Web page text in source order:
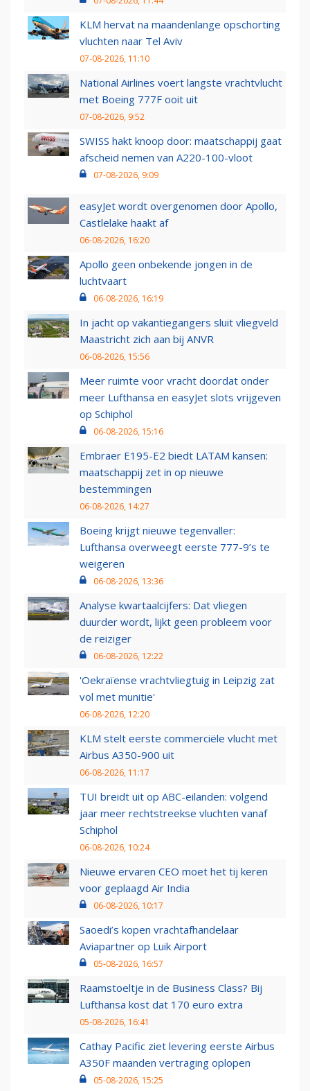
KLM hervat na maandenlange opschorting
vluchten naar Tel Aviv
07-08-2026, 11:10
National Airlines voert langste vrachtvlucht
met Boeing 777F ooit uit
07-08-2026, 9:52
SWISS hakt knoop door: maatschappij gaat
afscheid nemen van A220-100-vloot
07-08-2026, 9:09
easyJet wordt overgenomen door Apollo,
Castlelake haakt af
06-08-2026, 16:20
Apollo geen onbekende jongen in de
luchtvaart
06-08-2026, 16:19
In jacht op vakantiegangers sluit vliegveld
Maastricht zich aan bij ANVR
06-08-2026, 15:56
Meer ruimte voor vracht doordat onder
meer Lufthansa en easyJet slots vrijgeven
op Schiphol
06-08-2026, 15:16
Embraer E195-E2 biedt LATAM kansen:
maatschappij zet in op nieuwe
bestemmingen
06-08-2026, 14:27
Boeing krijgt nieuwe tegenvaller:
Lufthansa overweegt eerste 777-9’s te
weigeren
06-08-2026, 13:36
Analyse kwartaalcijfers: Dat vliegen
duurder wordt, lijkt geen probleem voor
de reiziger
06-08-2026, 12:22
'Oekraïense vrachtvliegtuig in Leipzig zat
vol met munitie'
06-08-2026, 12:20
KLM stelt eerste commerciële vlucht met
Airbus A350-900 uit
06-08-2026, 11:17
TUI breidt uit op ABC-eilanden: volgend
jaar meer rechtstreekse vluchten vanaf
Schiphol
06-08-2026, 10:24
Nieuwe ervaren CEO moet het tij keren
voor geplaagd Air India
06-08-2026, 10:17
Saoedi’s kopen vrachtafhandelaar
Aviapartner op Luik Airport
05-08-2026, 16:57
Raamstoeltje in de Business Class? Bij
Lufthansa kost dat 170 euro extra
05-08-2026, 16:41
Cathay Pacific ziet levering eerste Airbus
A350F maanden vertraging oplopen
05-08-2026, 15:25